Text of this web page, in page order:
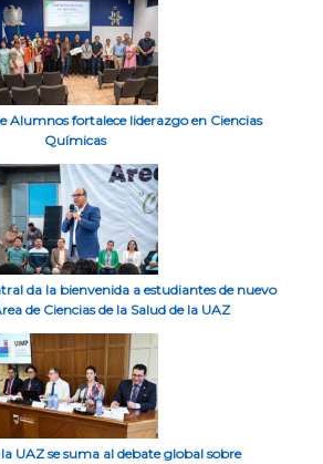
Alumnos fortalece liderazgo en Ciencias
Químicas
da la bienvenida a estudiantes de nuevo
de Ciencias de la Salud de la UAZ
UAZ se suma al debate global sobre